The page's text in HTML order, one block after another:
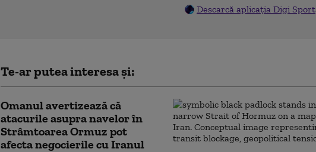
Descarcă aplicația Digi Sport
Te-ar putea interesa și:
Omanul avertizează că
atacurile asupra navelor în
Strâmtoarea Ormuz pot
afecta negocierile cu Iranul